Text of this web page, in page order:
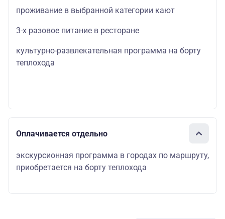
проживание в выбранной категории кают
3-х разовое питание в ресторане
культурно-развлекательная программа на борту
теплохода
Оплачивается отдельно
экскурсионная программа в городах по маршруту,
приобретается на борту теплохода